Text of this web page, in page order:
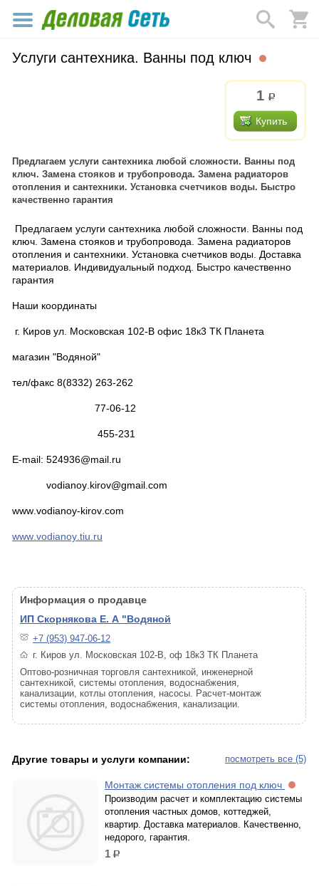
Услуги сантехника. Ванны под ключ
1 р.
Купить
Предлагаем услуги сантехника любой сложности. Ванны под
ключ. Замена стояков и трубопровода. Замена радиаторов
отопления и сантехники. Установка счетчиков воды. Быстро
качественно гарантия
Предлагаем услуги сантехника любой сложности. Ванны под
ключ. Замена стояков и трубопровода. Замена радиаторов
отопления и сантехники. Установка счетчиков воды. Доставка
материалов. Индивидуальный подход. Быстро качественно
гарантия
Наши координаты
г. Киров ул. Московская 102-В офис 18к3 ТК Планета
магазин "Водяной"
тел/факс 8(8332) 263-262
77-06-12
455-231
Е-mail: 524936@mail ru
vodianoy kirov@gmail com
www vodianoy-kirov com
www vodianoy tiu ru
Информация о продавце
ИП Скорнякова Е. А "Водяной
+7 (953) 947-06-12
г. Киров ул. Московская 102-В, оф 18к3 ТК Планета
Оптово-розничная торговля сантехникой, инженерной
сантехникой, системы отопления, водоснабжения,
канализации, котлы отопления, насосы. Расчет-монтаж
системы отопления, водоснабжения, канализации.
посмотреть все (5)
Другие товары и услуги компании:
Монтаж системы отопления под ключ
Производим расчет и комплектацию системы
отопления частных домов, коттеджей,
квартир. Доставка материалов. Качественно,
недорого, гарантия.
1 р.